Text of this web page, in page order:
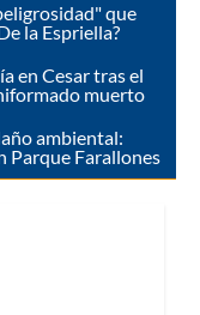
que
la Espriella?
en Cesar tras el
muerto
ambiental:
Parque Farallones